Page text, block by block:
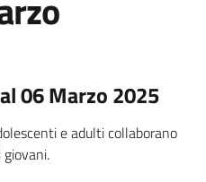
06 Marzo 2025
e adulti collaborano